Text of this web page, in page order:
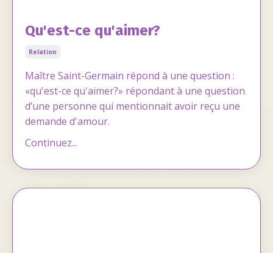
Qu'est-ce qu'aimer?
Relation
Maître Saint-Germain répond à une question :
«qu'est-ce qu'aimer?» répondant à une question
d’une personne qui mentionnait avoir reçu une
demande d'amour.
Continuez...